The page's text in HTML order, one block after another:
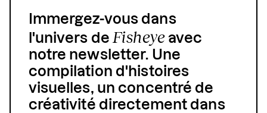
Immergez-vous dans
l'univers de Fisheyeavec
notre newsletter. Une
compilation d'histoires
visuelles, un concentré de
créativité directement dans